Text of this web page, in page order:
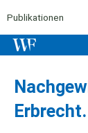
Publikationen